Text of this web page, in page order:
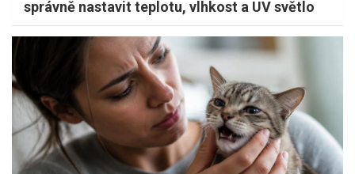
správně nastavit teplotu, vlhkost a UV světlo